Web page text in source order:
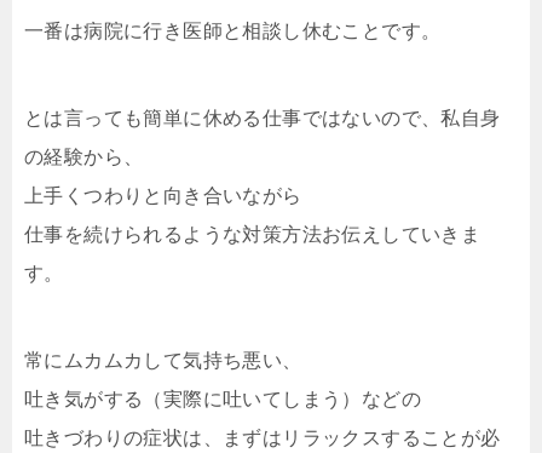
一番は病院に行き医師と相談し休むことです。
とは言っても簡単に休める仕事ではないので、私自身
の経験から、
上手くつわりと向き合いながら
仕事を続けられるような対策方法お伝えしていきま
す。
常にムカムカして気持ち悪い、
吐き気がする（実際に吐いてしまう）などの
吐きづわりの症状は、まずはリラックスすることが必